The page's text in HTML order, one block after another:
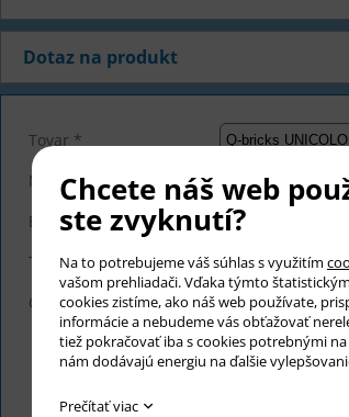
Dotaz na produkt
Tovar *
Meno *
E-mail *
Telefón
Otázka
Chcete náš web
ste zvyknutí?
Na to potrebujeme váš súhlas s využitím
vašom prehliadači. Vďaka týmto
cookies zistíme, ako náš web používate,
informácie a nebudeme vás obťažovať
tiež pokračovať iba s cookies potrebnými
nám dodávajú energiu na ďalšie
Prečítať viac